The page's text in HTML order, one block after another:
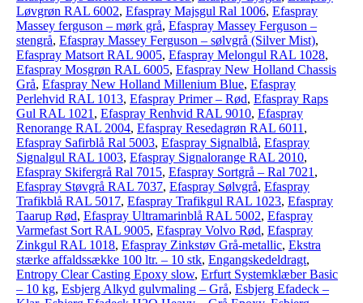
Løvgrøn RAL 6002, Efaspray Majsgul Ral 1006, Efaspray
Massey ferguson – mørk grå, Efaspray Massey Ferguson –
stengrå, Efaspray Massey Ferguson – sølvgrå (Silver Mist),
Efaspray Matsort RAL 9005, Efaspray Melongul RAL 1028,
Efaspray Mosgrøn RAL 6005, Efaspray New Holland Chassis
Grå, Efaspray New Holland Millenium Blue, Efaspray
Perlehvid RAL 1013, Efaspray Primer – Rød, Efaspray Raps
Gul RAL 1021 , Efaspray Renhvid RAL 9010, Efaspray
Renorange RAL 2004, Efaspray Resedagrøn RAL 6011 ,
Efaspray Safirblå Ral 5003, Efaspray Signalblå, Efaspray
Signalgul RAL 1003, Efaspray Signalorange RAL 2010,
Efaspray Skifergrå Ral 7015, Efaspray Sortgrå – Ral 7021 ,
Efaspray Støvgrå RAL 7037, Efaspray Sølvgrå, Efaspray
Trafikblå RAL 5017, Efaspray Trafikgul RAL 1023, Efaspray
Taarup Rød, Efaspray Ultramarinblå RAL 5002, Efaspray
Varmefast Sort RAL 9005, Efaspray Volvo Rød, Efaspray
Zinkgul RAL 1018, Efaspray Zinkstøv Grå-metallic, Ekstra
stærke affaldssække 100 ltr. – 10 stk, Engangskedeldragt,
Entropy Clear Casting Epoxy slow, Erfurt Systemklæber Basic
– 10 kg, Esbjerg Alkyd gulvmaling – Grå, Esbjerg Efadeck –